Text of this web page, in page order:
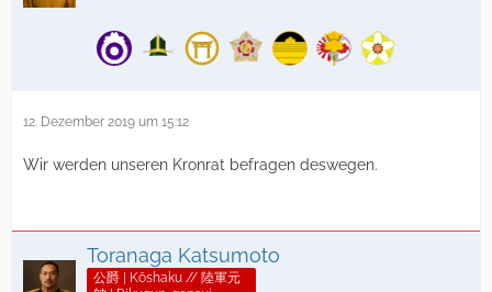
12. Dezember 2019 um 15:12
Wir werden unseren Kronrat befragen deswegen.
Toranaga Katsumoto
公爵 | Kōshaku // 陸軍元